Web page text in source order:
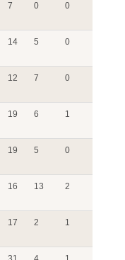
7 0 0
14 5 0
12 7 0
19 6 1
19 5 0
16 13 2
17 2 1